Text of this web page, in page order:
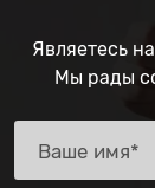
Являетесь
Мы рады